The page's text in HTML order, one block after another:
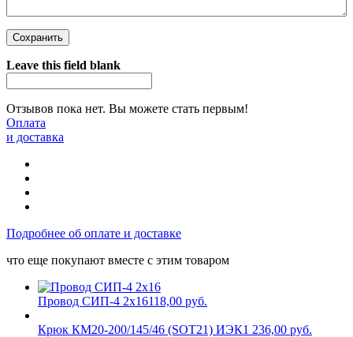
Leave this field blank
Отзывов пока нет. Вы можете стать первым!
Оплата
и доставка
Подробнее об оплате и доставке
что еще покупают вместе с этим товаром
Провод СИП-4 2х16118,00 руб.
Крюк КМ20-200/145/46 (SOT21) ИЭК1 236,00 руб.